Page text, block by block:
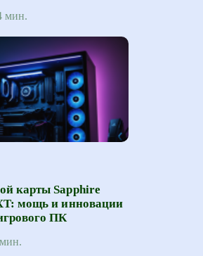
мин.
карты Sapphire
мощь и инновации
ПК